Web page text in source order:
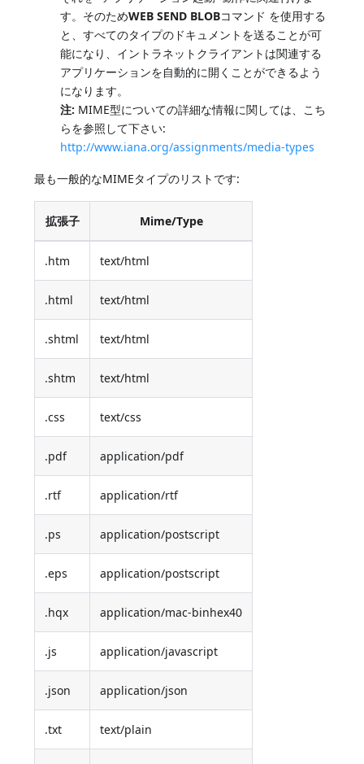
す。そのためWEB SEND BLOBコマンド を使用する
と、すべてのタイプのドキュメントを送ることが可
能になり、イントラネットクライアントは関連する
アプリケーションを自動的に開くことができるよう
になります。
注: MIME型についての詳細な情報に関しては、こち
らを参照して下さい:
http://www.iana.org/assignments/media-types
最も一般的なMIMEタイプのリストです:
拡張子 Mime/Type
.htm text/html
.html text/html
.shtml text/html
.shtm text/html
.css text/css
.pdf application/pdf
.rtf application/rtf
.ps application/postscript
.eps application/postscript
.hqx application/mac-binhex40
.js application/javascript
.json application/json
.txt text/plain